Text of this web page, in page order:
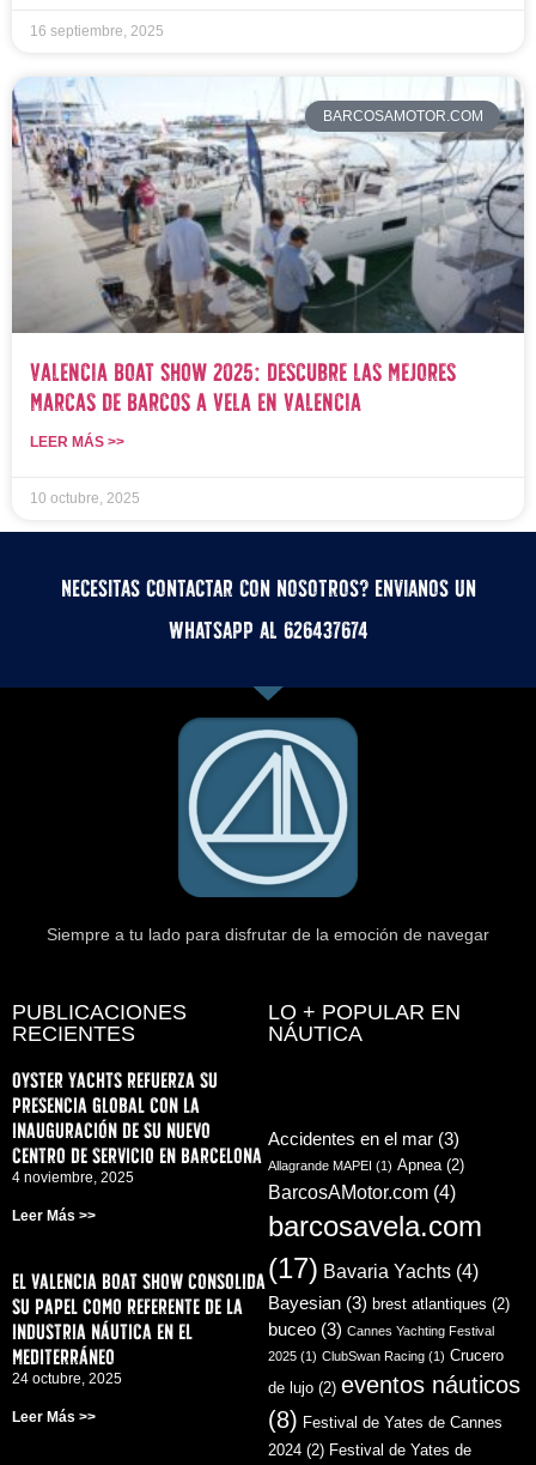
16 septiembre, 2025
BARCOSAMOTOR.COM
Valencia Boat Show 2025: Descubre las Mejores
Marcas de Barcos a Vela en Valencia
LEER MÁS >>
10 octubre, 2025
Necesitas contactar con nosotros? Envianos un
whatsApp al 626437674
Siempre a tu lado para disfrutar de la emoción de navegar
PUBLICACIONES
RECIENTES
Oyster Yachts refuerza su
presencia global con la
inauguración de su nuevo
centro de servicio en Barcelona
4 noviembre, 2025
Leer Más >>
El Valencia Boat Show consolida
su papel como referente de la
industria náutica en el
Mediterráneo
24 octubre, 2025
Leer Más >>
LO + POPULAR EN
NÁUTICA
Accidentes en el mar (3)
Allagrande MAPEI (1) Apnea(2)
BarcosAMotor.com (4)
barcosavela.com
(17) Bavaria Yachts (4)
Bayesian (3) brest atlantiques (2)
buceo (3) Cannes Yachting Festival
2025 (1) ClubSwan Racing (1) Crucero
de lujo (2) eventos náuticos
(8) Festival de Yates de Cannes
2024 (2) Festival de Yates de